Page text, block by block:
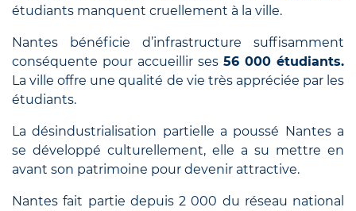
étudiants manquent cruellement à la ville.
Nantes bénéficie d’infrastructure suffisamment
conséquente pour accueillir ses 56 000 étudiants.
La ville offre une qualité de vie très appréciée par les
étudiants.
La désindustrialisation partielle a poussé Nantes a
se développé culturellement, elle a su mettre en
avant son patrimoine pour devenir attractive.
Nantes fait partie depuis 2 000 du réseau national